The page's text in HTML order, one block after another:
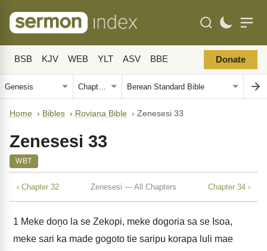
BSB KJV WEB YLT ASV BBE Donate
Home › Bibles › Roviana Bible › Zenesesi 33
Zenesesi 33
WBT
‹ Chapter 32 Zenesesi — All Chapters Chapter 34 ›
1 Meke doṉo la se Zekopi, meke dogoria sa se Isoa,
meke sari ka made gogoto tie saripu korapa luli mae